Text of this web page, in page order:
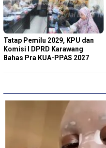
Tatap Pemilu 2029, KPU dan
Komisi I DPRD Karawang
Bahas Pra KUA-PPAS 2027